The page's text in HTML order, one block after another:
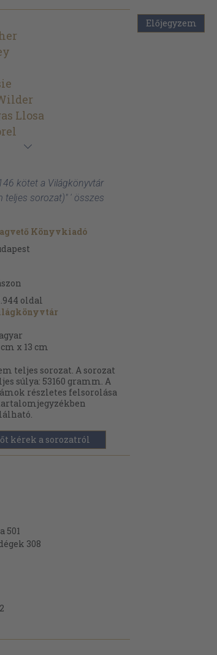
Llosa
kötet a Világkönyvtár
teljes sorozat)" ' összes
Könyvkiadó
oldal
cm x 13 cm
teljes sorozat. A sorozat
súlya: 53160 gramm. A
részletes felsorolása
kérek a sorozatról
501
308
Előjegyzem